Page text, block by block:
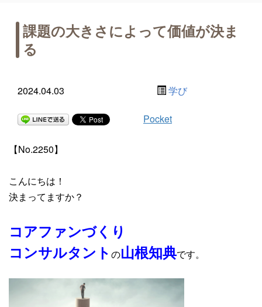
課題の大きさによって価値が決ま
る
2024.04.03 学び
Pocket
【No.2250】
こんにちは！
決まってますか？
コアファンづくり
コンサルタント の山根知典です。